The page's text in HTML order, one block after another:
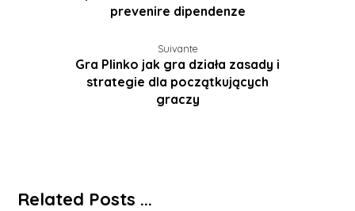
prevenire dipendenze
Suivante
Gra Plinko jak gra działa zasady i
strategie dla początkujących
graczy
Related Posts ...